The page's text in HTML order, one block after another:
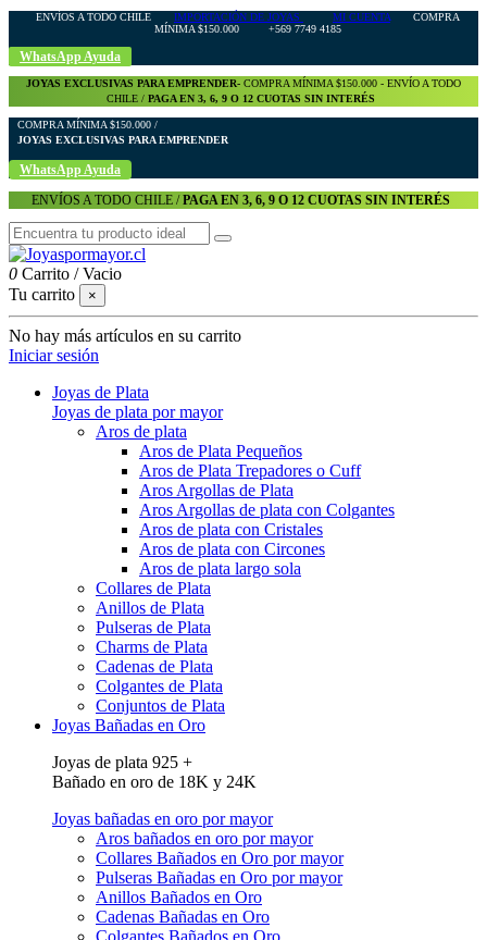
ENVÍOS A TODO CHILE IMPORTACIÓN DE JOYAS MI CUENTA COMPRA
MÍNIMA $150.000 +569 7749 4185
WhatsApp Ayuda
JOYAS EXCLUSIVAS PARA EMPRENDER- COMPRA MÍNIMA $150.000 - ENVÍO A TODO
CHILE / PAGA EN 3, 6, 9 O 12 CUOTAS SIN INTERÉS
COMPRA MÍNIMA $150.000 /
JOYAS EXCLUSIVAS PARA EMPRENDER
WhatsApp Ayuda
ENVÍOS A TODO CHILE /PAGA EN 3, 6, 9 O 12 CUOTAS SIN INTERÉS
0 Carrito /Vacio
Tu carrito
×
No hay más artículos en su carrito
Iniciar sesión
Joyas de Plata
Joyas de plata por mayor
Aros de plata
Aros de Plata Pequeños
Aros de Plata Trepadores o Cuff
Aros Argollas de Plata
Aros Argollas de plata con Colgantes
Aros de plata con Cristales
Aros de plata con Circones
Aros de plata largo sola
Collares de Plata
Anillos de Plata
Pulseras de Plata
Charms de Plata
Cadenas de Plata
Colgantes de Plata
Conjuntos de Plata
Joyas Bañadas en Oro
Joyas de plata 925 +
Bañado en oro de 18K y 24K
Joyas bañadas en oro por mayor
Aros bañados en oro por mayor
Collares Bañados en Oro por mayor
Pulseras Bañadas en Oro por mayor
Anillos Bañados en Oro
Cadenas Bañadas en Oro
Colgantes Bañados en Oro